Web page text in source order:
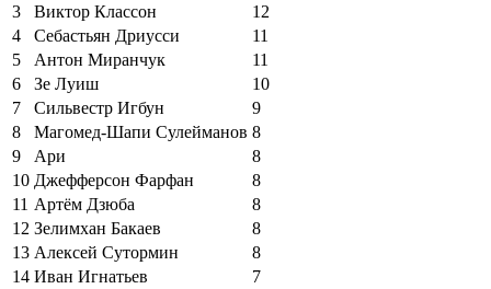
3
Виктор Классон
12
4
Себастьян Дриусси
11
5
Антон Миранчук
11
6
Зе Луиш
10
7
Сильвестр Игбун
9
8
Магомед-Шапи Сулейманов 8
9
Ари
8
10 Джефферсон Фарфан
8
11 Артём Дзюба
8
12 Зелимхан Бакаев
8
13 Алексей Сутормин
8
14 Иван Игнатьев
7